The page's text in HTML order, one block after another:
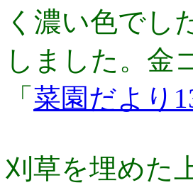
く濃い色でし
しました。金
「 菜園だより
刈草を埋めた